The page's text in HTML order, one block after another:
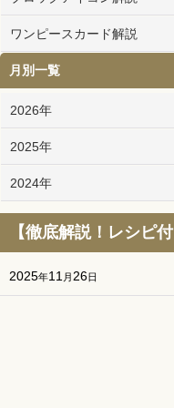
【徹底解説！レシピ
2025年11 月 26日
ワンピースカード解説
月別一覧
2026年
2025年
2024年